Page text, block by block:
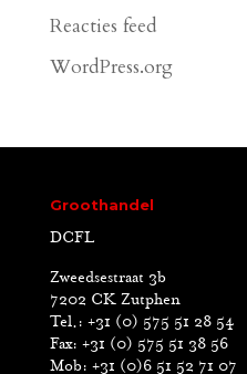
Reacties feed
WordPress.org
Groothandel
DCFL
Zweedsestraat 3b
7202 CK Zutphen
Tel.: +31 (0) 575 51 28 54
Fax: +31 (0) 575 51 38 56
Mob: +31 (0)6 51 52 71 07